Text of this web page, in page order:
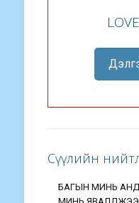
Сүүлийн
БАГЫН МИНЬ